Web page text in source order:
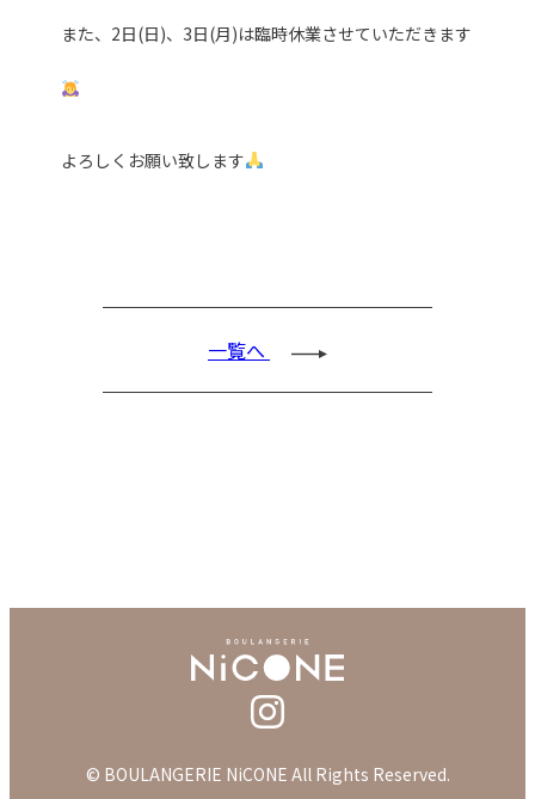
また、2日(日)、3日(月)は臨時休業させていただきます
よろしくお願い致します
一覧へ
© BOULANGERIE NiCONE All Rights Reserved.